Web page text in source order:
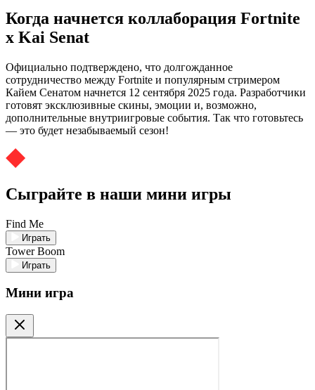
Когда начнется коллаборация Fortnite
x Kai Senat
Официально подтверждено, что долгожданное
сотрудничество между Fortnite и популярным стримером
Кайем Сенатом начнется 12 сентября 2025 года. Разработчики
готовят эксклюзивные скины, эмоции и, возможно,
дополнительные внутриигровые события. Так что готовьтесь
— это будет незабываемый сезон!
Сыграйте в наши мини игры
Find Me
Играть
Tower Boom
Играть
Мини игра